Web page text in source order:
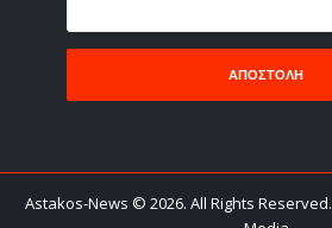
Astakos-News © 2026. All Rights Reserved.